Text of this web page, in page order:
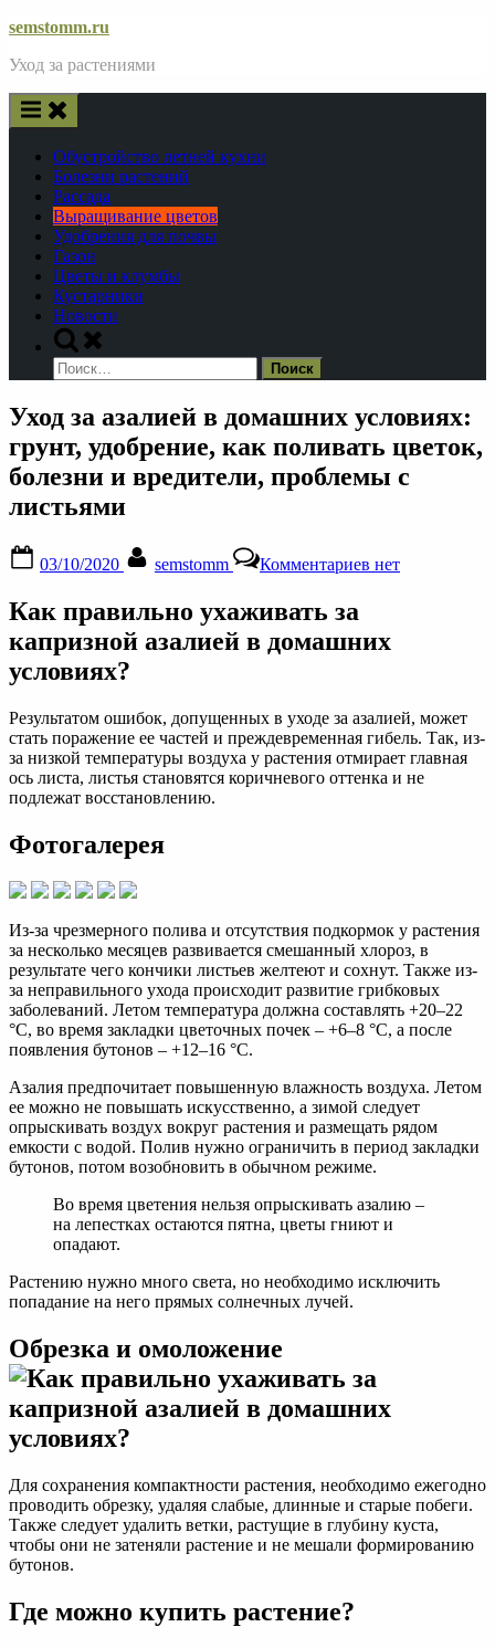
Skip
content
semstomm.ru
Уход за растениями
Обустройство летней кухни
Болезни растений
Рассада
Выращивание цветов
Удобрения для почвы
Газон
Цветы и клумбы
Кустарники
Новости
Toggle
search
form
Найти:
Уход за азалией в домашних условиях:
грунт, удобрение, как поливать цветок,
болезни и вредители, проблемы с
листьями
on
03/10/2020 semstomm Комментариевзаписи
в
грунт,
удобрение,
как
поливать
нет
Как правильно ухаживать за
капризной азалией в домашних
условиях?
Результатом ошибок, допущенных в уходе за азалией, может
стать поражение ее частей и преждевременная гибель. Так, из-
за низкой температуры воздуха у растения отмирает главная
ось листа, листья становятся коричневого оттенка и не
подлежат восстановлению.
Фотогалерея
Из-за чрезмерного полива и отсутствия подкормок у растения
за несколько месяцев развивается смешанный хлороз, в
результате чего кончики листьев желтеют и сохнут. Также из-
за неправильного ухода происходит развитие грибковых
заболеваний. Летом температура должна составлять +20–22
°C, во время закладки цветочных почек – +6–8 °C, а после
появления бутонов – +12–16 °C.
Азалия предпочитает повышенную влажность воздуха. Летом
ее можно не повышать искусственно, а зимой следует
опрыскивать воздух вокруг растения и размещать рядом
емкости с водой. Полив нужно ограничить в период закладки
бутонов, потом возобновить в обычном режиме.
Во время цветения нельзя опрыскивать азалию –
на лепестках остаются пятна, цветы гниют и
опадают.
Растению нужно много света, но необходимо исключить
попадание на него прямых солнечных лучей.
Обрезка и омоложение
Для сохранения компактности растения, необходимо ежегодно
проводить обрезку, удаляя слабые, длинные и старые побеги.
Также следует удалить ветки, растущие в глубину куста,
чтобы они не затеняли растение и не мешали формированию
бутонов.
Где можно купить растение?